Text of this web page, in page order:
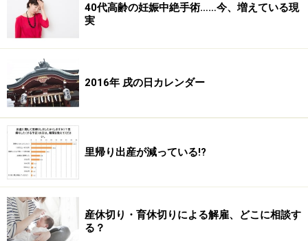
40代高齢の妊娠中絶手術……今、増えている現
実
2016年 戌の日カレンダー
里帰り出産が減っている!?
産休切り・育休切りによる解雇、どこに相談す
る？